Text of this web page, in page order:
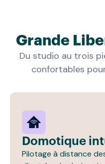
Grande
Du studio au trois
confortables
Domotique
Pilotage à distance